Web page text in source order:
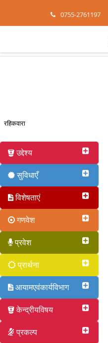
0755-2761197
रहिकवारा
उद्देश्य
सुविधाएँ
विशेषताएं
गणवेश
प्रवेश
प्रार्थना
आयामएवंकार्यविभाग
केन्द्रीयविषय
प्रकल्प